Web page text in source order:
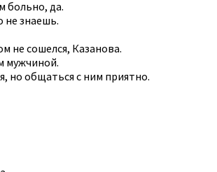
больно, да.
не знаешь.
не сошелся, Казанова.
мужчиной.
но общаться с ним приятно.